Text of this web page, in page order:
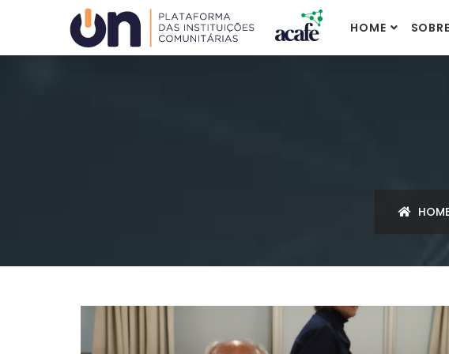
Plataforma ON ACAFE
HOME SOBRE